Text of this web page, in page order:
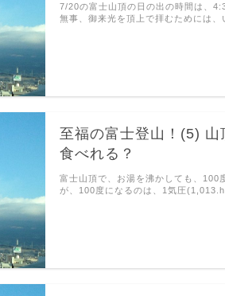
7/20の富士山頂の日の出の時間は、
無事、御来光を頂上で拝むためには、
至福の富士登山！(5) 山
食べれる？
富士山頂で、お湯を沸かしても、100
が、100度になるのは、1気圧